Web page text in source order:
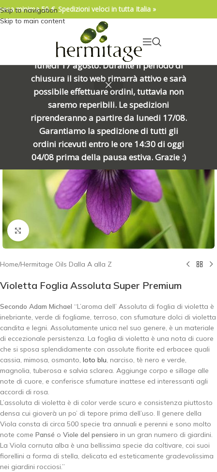
04/08/2026. IMPORTANTE, SI PREGA DI
LEGGERE: Venerdì 7 agosto alle ore
15:00 chiuderemo per una meritata
pausa e riapriremo alle ore 8:00 di
lunedì 17 agosto. Durante il periodo di
chiusura il sito web rimarrà attivo e sarà
possibile effettuare ordini, tuttavia non
saremo reperibili. Le spedizioni
riprenderanno a partire da lunedi 17/08.
Garantiamo la spedizione di tutti gli
ordini ricevuti entro le ore 14:30 di oggi
04/08 prima della pausa estiva. Grazie :)
Skip to navigation
Skip to main content
minima 50 €. Spedizioni veloci in tutta Italia »
Click to enlarge
Home/Hermitage Oils Dalla A alla Z
Violetta Foglia Assoluta Super Premium
Secondo Adam Michael “L’aroma dell’ Assoluta di foglia di violetta è
inebriante, verde di fogliame, terroso, con sfumature dolci di violetta
candita e legni. Assolutamente unica nel suo genere, è un materiale
di eccezionale persistenza. La foglia di violetta è una nota di cuore
che si sposa splendidamente con assolute fiorite ed erbacee quali
cassia, mimosa, osmanto, loto blu, narciso, tè nero e verde,
magnolia, tuberosa e salvia sclarea. Aggiunge corpo e sillage alle
note di cuore, e conferisce sfumature inattese ed interessanti agli
accordi di rosa.
L’assoluta di violetta è di color verde scuro e consistenza piuttosto
densa cui gioverà un po’ di tepore prima dell’uso. Il genere della
Viola consta di circa 500 specie tra annuali e perenni e sono molto
note come Pansé o Viole del pensiero in un gran numero di giardini.
La Viola cornuta alba è una bellissima specie da coltivare, coi suoi
fiorellini a forma di stella, delicata ed esteticamente gradevolissima
nei giardini rocciosi.”